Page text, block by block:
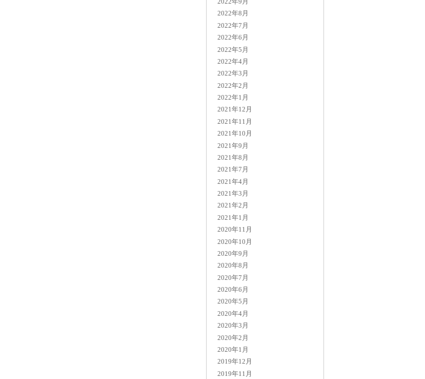
2022年9月
2022年8月
2022年7月
2022年6月
2022年5月
2022年4月
2022年3月
2022年2月
2022年1月
2021年12月
2021年11月
2021年10月
2021年9月
2021年8月
2021年7月
2021年4月
2021年3月
2021年2月
2021年1月
2020年11月
2020年10月
2020年9月
2020年8月
2020年7月
2020年6月
2020年5月
2020年4月
2020年3月
2020年2月
2020年1月
2019年12月
2019年11月